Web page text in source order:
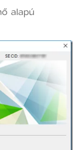
alapú